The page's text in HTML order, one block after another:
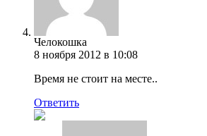
Челокошка
8 ноября 2012 в 10:08
Время не стоит на месте..
Ответить